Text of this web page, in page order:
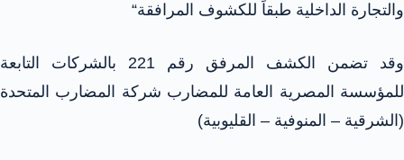
والتجارة الداخلية طبقاً للكشوف المرافقة“
وقد تضمن الكشف المرفق رقم 221 بالشركات التابعة
للمؤسسة المصرية العامة للمضارب شركة المضارب المتحدة
(الشرقية – المنوفية – القليوبية)